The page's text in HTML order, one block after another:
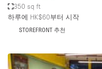
Meeting Space
Office Space
Photo / Filming Studio
350 sq ft
하루에 HK$60부터 시작
STOREFRONT 추천